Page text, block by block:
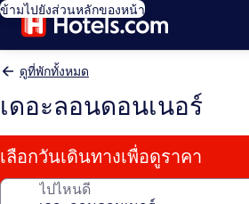
ข้ามไปยังส่วนหลักของหน้า
ดูที่พักทั้งหมด
เดอะลอนดอนเนอร์
เลือกวันเดินทางเพื่อดูราคา
ไปไหนดี